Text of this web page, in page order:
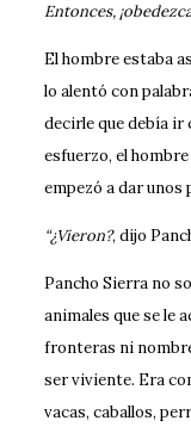
Entonces,
El hombre estaba
lo alentó con
decirle que debía ir
esfuerzo, el
empezó a dar unos
“¿Vieron?, dijo
Pancho Sierra no
animales que se le
fronteras ni
ser viviente. Era
vacas, caballos,